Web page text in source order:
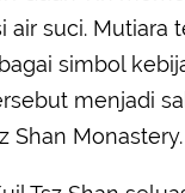
air suci. Mutiara
simbol
menjadi
Shan Monastery.